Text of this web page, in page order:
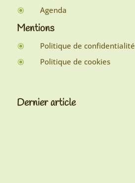
\ Agenda
Mentions
\ Politique de confidentialité
\ Politique de cookies
Dernier article